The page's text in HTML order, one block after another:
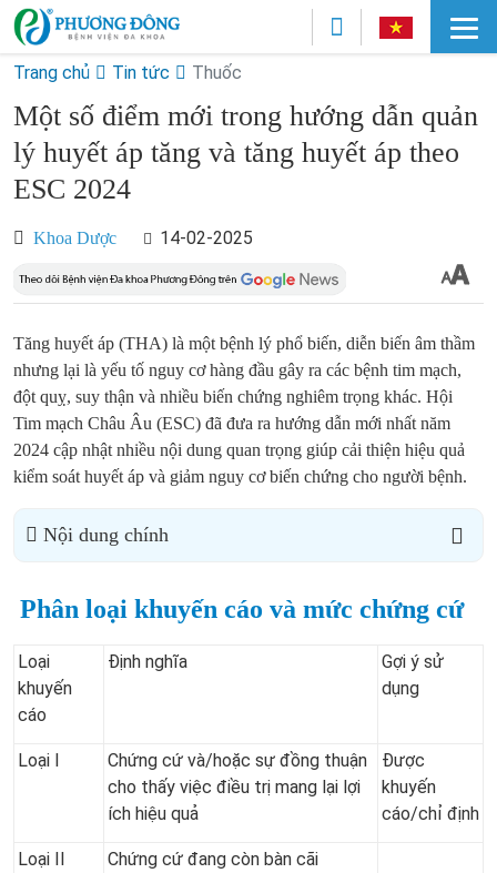
Trang chủ Tin tức Thuốc
Một số điểm mới trong hướng dẫn quản
lý huyết áp tăng và tăng huyết áp theo
ESC 2024
Khoa Dược 14-02-2025
Tăng huyết áp (THA) là một bệnh lý phổ biến, diễn biến âm thầm
nhưng lại là yếu tố nguy cơ hàng đầu gây ra các bệnh tim mạch,
đột quỵ, suy thận và nhiều biến chứng nghiêm trọng khác. Hội
Tim mạch Châu Âu (ESC) đã đưa ra hướng dẫn mới nhất năm
2024 cập nhật nhiều nội dung quan trọng giúp cải thiện hiệu quả
kiểm soát huyết áp và giảm nguy cơ biến chứng cho người bệnh.
Nội dung chính
Phân loại khuyến cáo và mức chứng cứ
Loại
khuyến
cáo
Định nghĩa
Gợi ý sử
dụng
Loại I
Chứng cứ và/hoặc sự đồng thuận
cho thấy việc điều trị mang lại lợi
ích hiệu quả
Được
khuyến
cáo/chỉ định
Loại II
Chứng cứ đang còn bàn cãi